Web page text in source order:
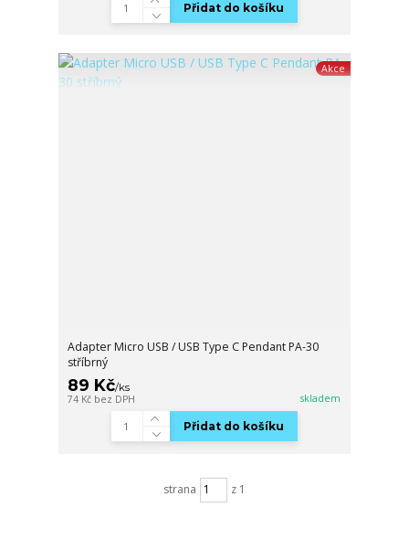
Přidat do košíku
Akce
Adapter Micro USB / USB Type C Pendant PA-30
stříbrný
89 Kč/ks
74 Kč bez DPH skladem
Přidat do košíku
strana z 1